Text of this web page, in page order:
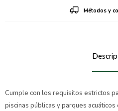
Métodos y
Cumple con los requisitos estrictos
piscinas públicas y parques